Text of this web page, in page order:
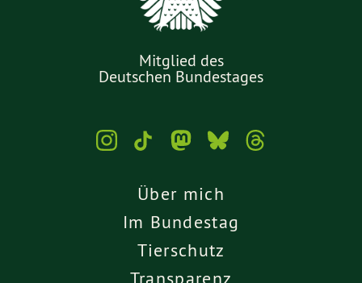
Mitglied des
Deutschen Bundestages
Über mich
Im Bundestag
Tierschutz
Transparenz